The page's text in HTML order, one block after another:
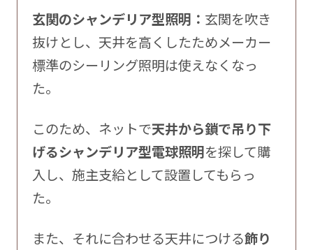
玄関のシャンデリア型照明： 玄関を吹き
抜けとし、天井を高くしたためメーカー
標準のシーリング照明は使えなくなっ
た。
このため、ネットで天井から鎖で吊り下
げるシャンデリア型電球照明を探して購
入し、施主支給として設置してもらっ
た。
また、それに合わせる天井につける飾り